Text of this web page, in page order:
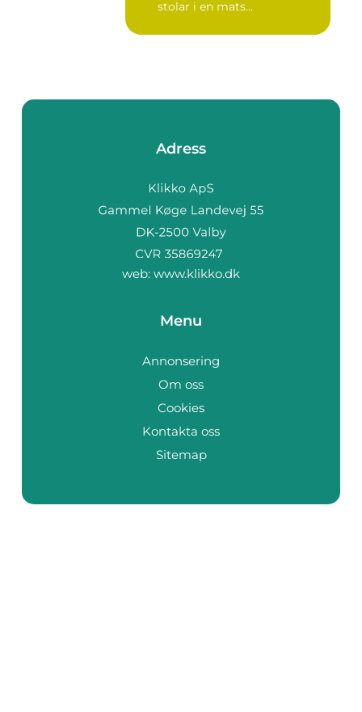
stolar i en mats...
Adress
web: www.klikko.dk
Menu
Annonsering
Om oss
Cookies
Kontakta oss
Sitemap